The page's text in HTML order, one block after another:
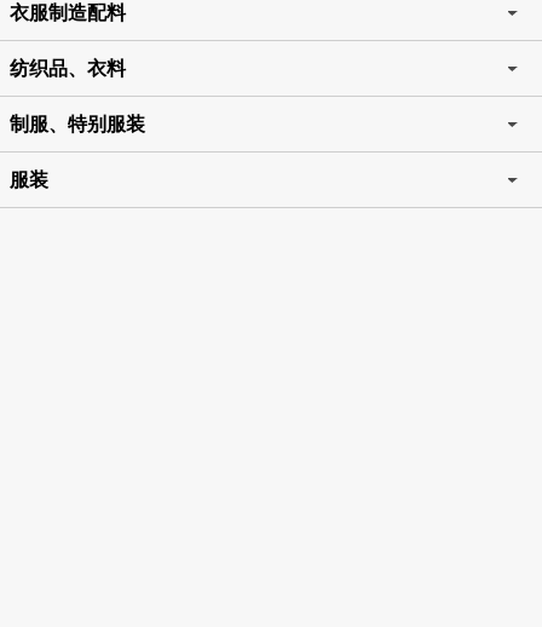
衣服制造配料
纺织品、衣料
制服、特别服装
服装